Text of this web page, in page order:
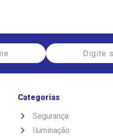
Categorias
Segurança
Iluminação